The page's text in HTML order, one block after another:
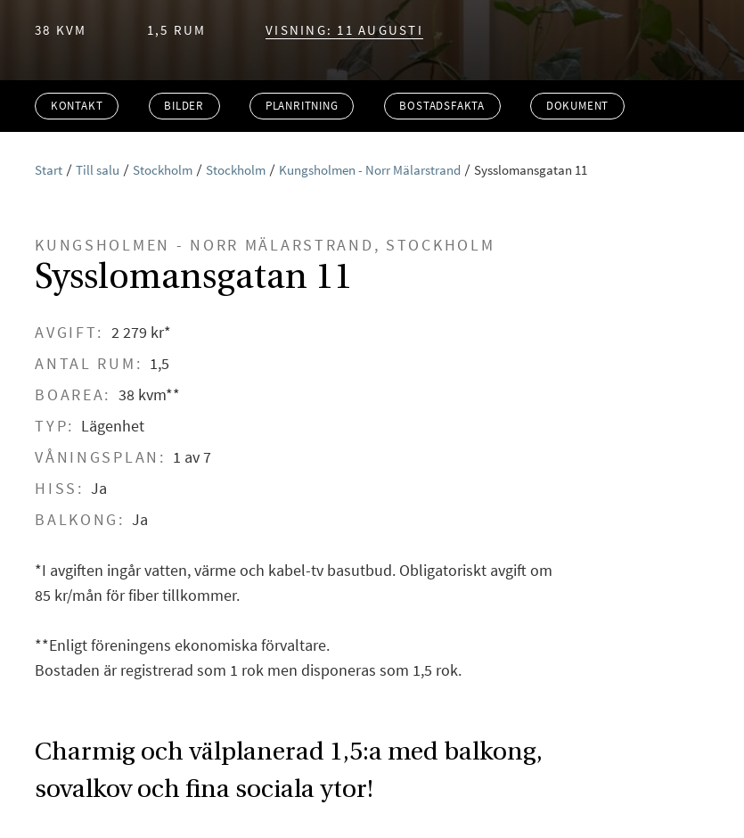
38 KVM 1,5 RUM VISNING: 11 AUGUSTI
KONTAKT BILDER PLANRITNING BOSTADSFAKTA DOKUMENT
Start Till salu Stockholm Stockholm Kungsholmen - Norr Mälarstrand Sysslomansgatan 11
KUNGSHOLMEN - NORR MÄLARSTRAND, STOCKHOLM
Sysslomansgatan 11
AVGIFT: 2 279 kr*
ANTAL RUM: 1,5
BOAREA: 38 kvm**
TYP: Lägenhet
VÅNINGSPLAN: 1 av 7
HISS: Ja
BALKONG: Ja
*I avgiften ingår vatten, värme och kabel-tv basutbud. Obligatoriskt avgift om
85 kr/mån för fiber tillkommer.
**Enligt föreningens ekonomiska förvaltare.
Bostaden är registrerad som 1 rok men disponeras som 1,5 rok.
Charmig och välplanerad 1,5:a med balkong,
sovalkov och fina sociala ytor!